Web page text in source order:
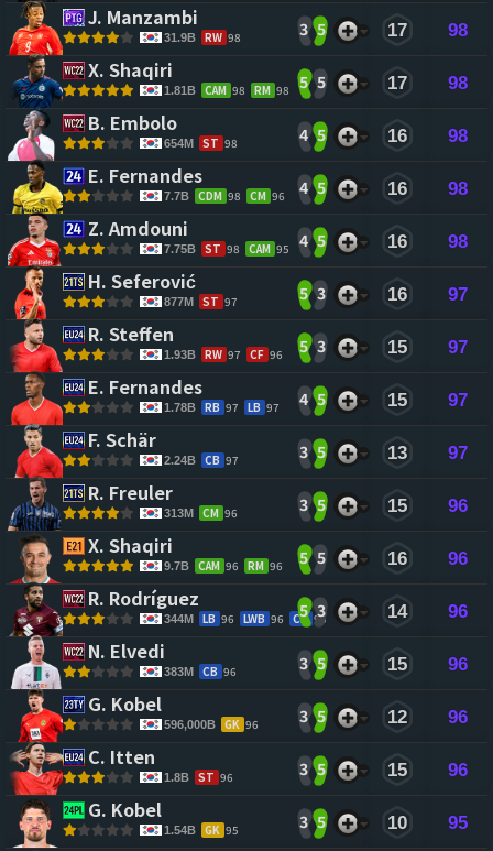
J. Manzambi
31.9B RW 98 3 5 17 98
X. Shaqiri
1.81B CAM 98 RM 98 5 5 17 98
B. Embolo
654M ST 98 4 5 16 98
E. Fernandes
7.7B CDM 98 CM 96 4 5 16 98
Z. Amdouni
7.75B ST 98 CAM 95 4 5 16 98
H. Seferović
877M ST 97 5 3 16 97
R. Steffen
1.93B RW 97 CF 96 5 3 15 97
E. Fernandes
1.78B RB 97 LB 97 4 5 15 97
F. Schär
2.24B CB 97 3 5 13 97
R. Freuler
313M CM 96 3 5 15 96
X. Shaqiri
9.7B CAM 96 RM 96 5 5 16 96
R. Rodríguez
344M LB 96 LWB 96 CB 95
5 3 14 96
N. Elvedi
383M CB 96 3 5 15 96
G. Kobel
596,000B GK 96 3 5 12 96
C. Itten
1.8B ST 96 3 5 15 96
G. Kobel
1.54B GK 95 3 5 10 95